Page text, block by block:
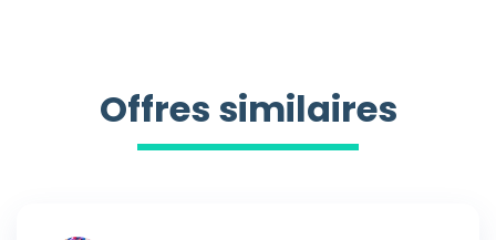
Offres similaires